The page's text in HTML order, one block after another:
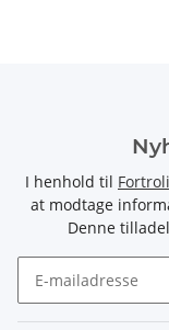
I henhold til
at modtage
Denne